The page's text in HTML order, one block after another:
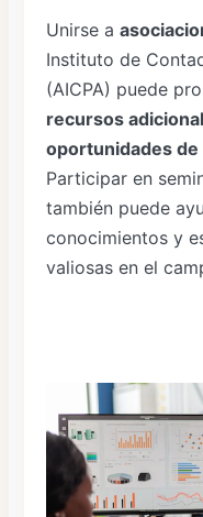
Unirse a
Instituto de
(AICPA) puede
recursos
oportunidades
Participar en
también puede
conocimientos y
valiosas en el